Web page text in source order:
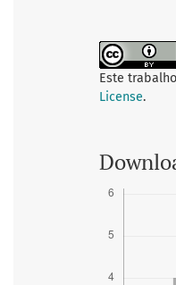
Este
License.